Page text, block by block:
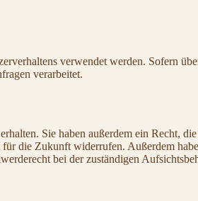
verwendet werden. Sofern
verarbeitet.
Sie haben außerdem ein Recht,
die Zukunft widerrufen. Außerdem
bei der zuständigen